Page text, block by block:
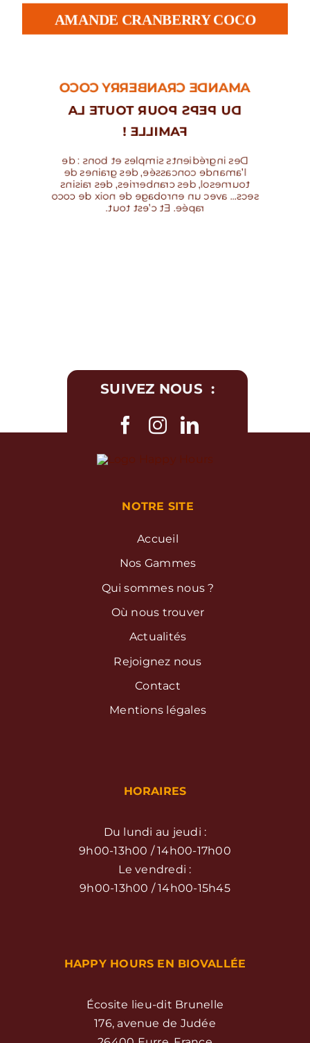
AMANDE CRANBERRY COCO
AMANDE CRANBERRY COCO
DU PEPS POUR TOUTE LA
FAMILLE !
Des ingrédients simples et bons : de
l’amande concassée, des graines de
tournesol, des cranberries, des raisins
secs… avec un enrobage de noix de coco
rapée. Et c’est tout.
SUIVEZ NOUS :
NOTRE SITE
Accueil
Nos Gammes
Qui sommes nous ?
Où nous trouver
Actualités
Rejoignez nous
Contact
Mentions légales
HORAIRES
Du lundi au jeudi :
9h00-13h00 / 14h00-17h00
Le vendredi :
9h00-13h00 / 14h00-15h45
HAPPY HOURS EN BIOVALLÉE
Écosite lieu-dit Brunelle
176, avenue de Judée